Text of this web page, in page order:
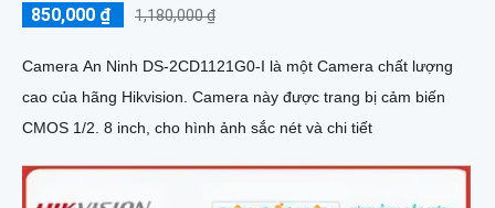
850,000 ₫ 1,180,000 ₫
Camera An Ninh DS-2CD1121G0-I là một Camera chất lượng
cao của hãng Hikvision. Camera này được trang bị cảm biến
CMOS 1/2. 8 inch, cho hình ảnh sắc nét và chi tiết